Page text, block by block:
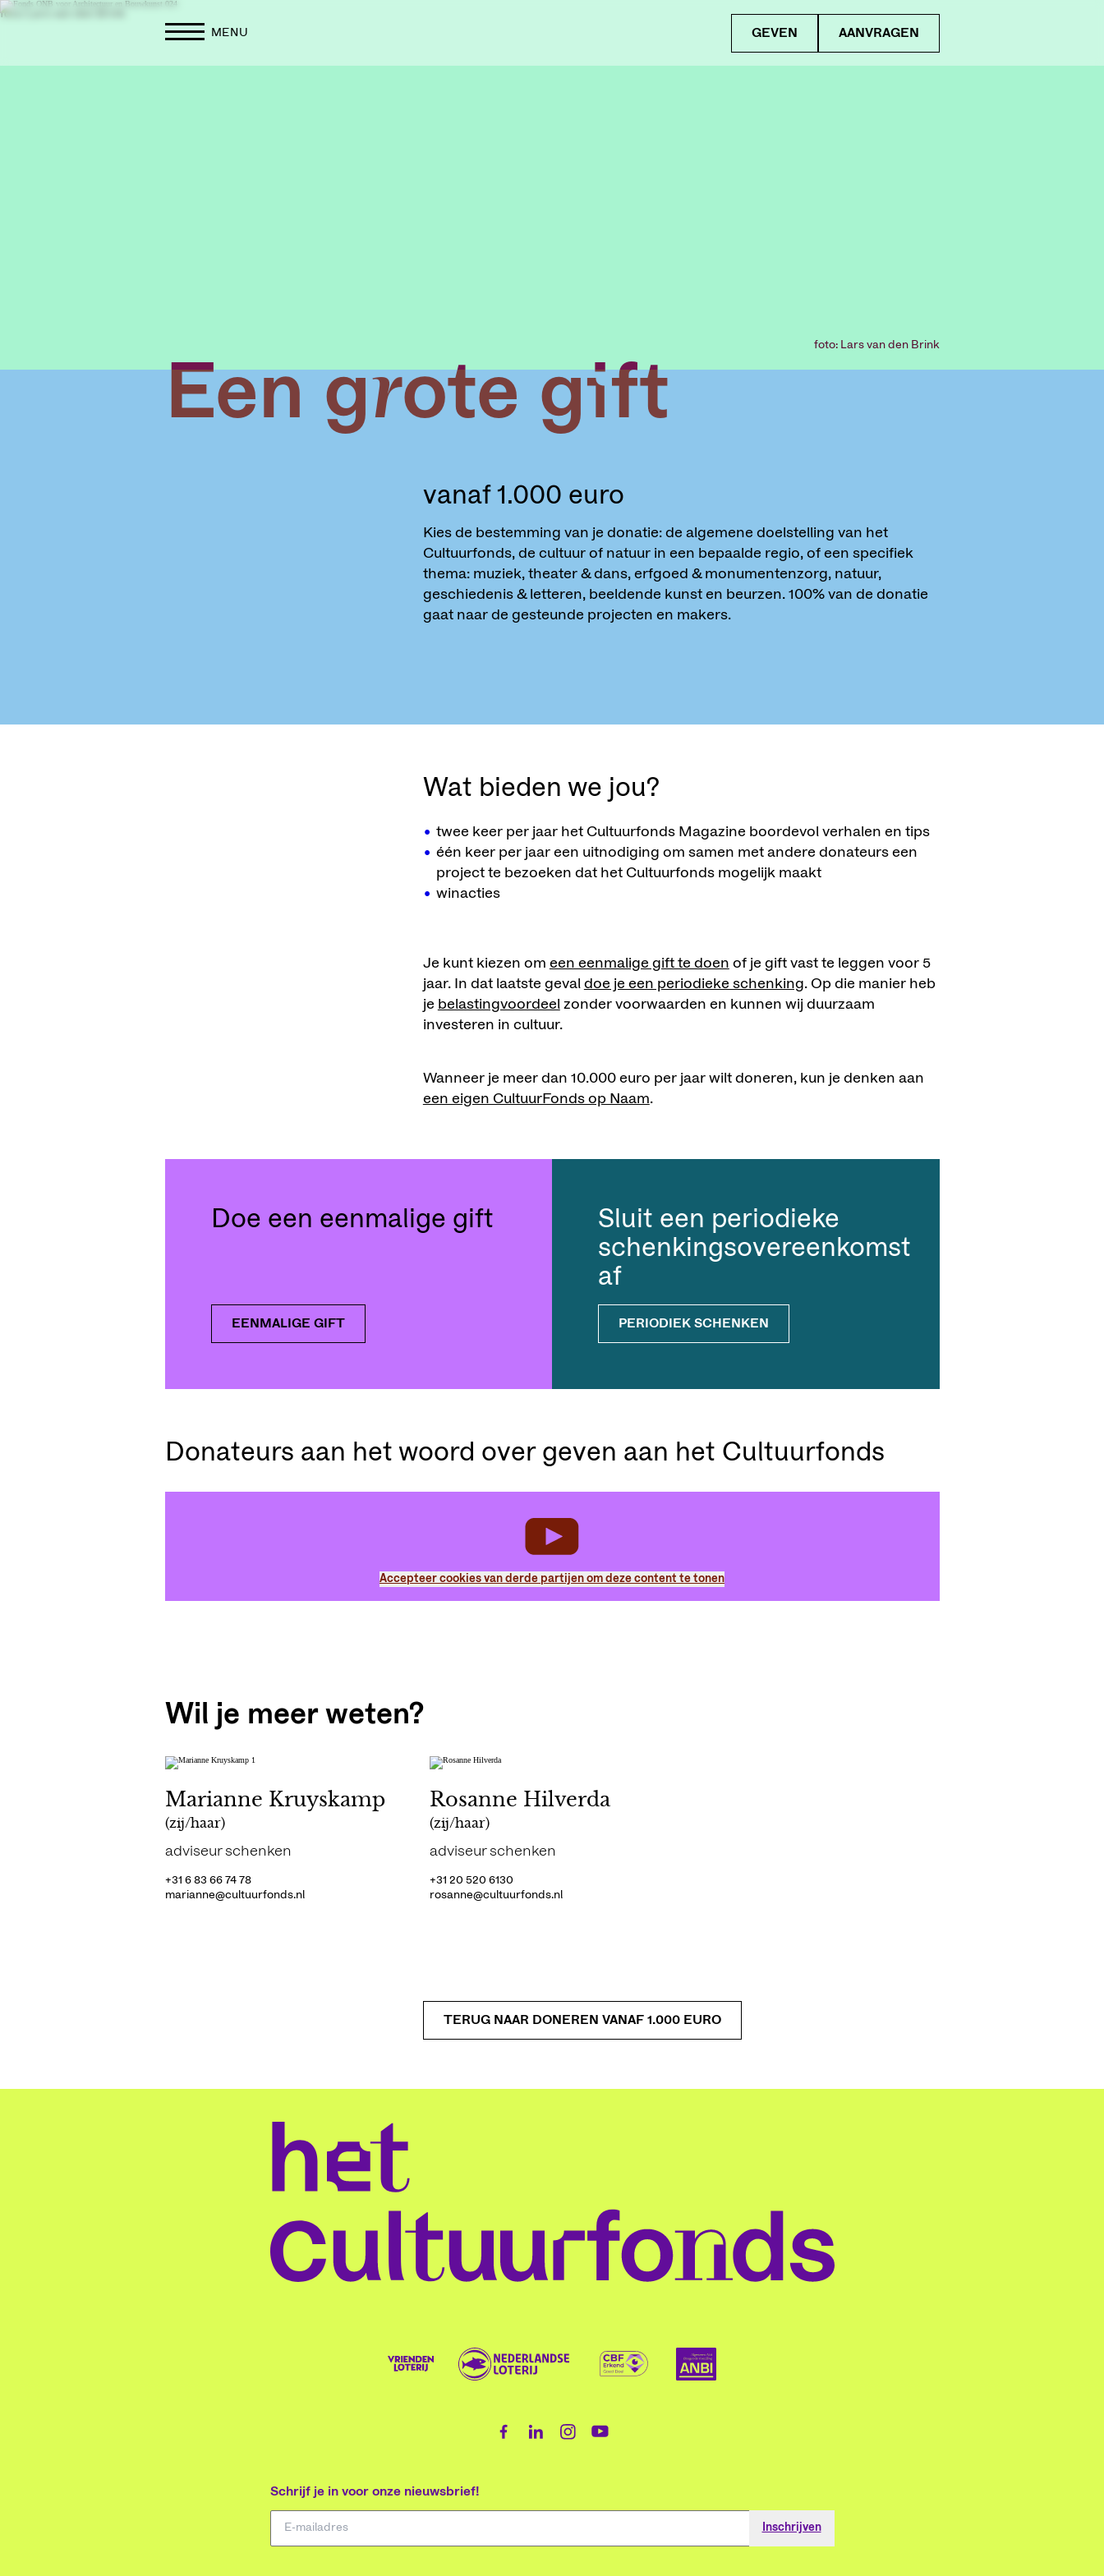
GEVEN AANVRAGEN
MENU
foto: Lars van den Brink
foto: Lars van den Brink
Een grote gift
vanaf 1.000 euro
Kies de bestemming van je donatie: de algemene doelstelling van het
Cultuurfonds, de cultuur of natuur in een bepaalde regio, of een specifiek
thema: muziek, theater & dans, erfgoed & monumentenzorg, natuur,
geschiedenis & letteren, beeldende kunst en beurzen. 100% van de donatie
gaat naar de gesteunde projecten en makers.
Wat bieden we jou?
twee keer per jaar het Cultuurfonds Magazine boordevol verhalen en tips
één keer per jaar een uitnodiging om samen met andere donateurs een
project te bezoeken dat het Cultuurfonds mogelijk maakt
winacties
Je kunt kiezen om een eenmalige gift te doen of je gift vast te leggen voor 5
jaar. In dat laatste geval doe je een periodieke schenking. Op die manier heb
je belastingvoordeelzonder voorwaarden en kunnen wij duurzaam
investeren in cultuur.
Wanneer je meer dan 10.000 euro per jaar wilt doneren, kun je denken aan
een eigen CultuurFonds op Naam.
Doe een eenmalige gift
EENMALIGE GIFT
Sluit een periodieke
schenkingsovereenkomst
af
PERIODIEK SCHENKEN
Donateurs aan het woord over geven aan het Cultuurfonds
Accepteer cookies van derde partijen om deze content te tonen
Wil je meer weten?
Marianne Kruyskamp
(zij/haar)
adviseur schenken
+31 6 83 66 74 78
marianne@cultuurfonds.nl
Rosanne Hilverda
(zij/haar)
adviseur schenken
+31 20 520 6130
rosanne@cultuurfonds.nl
TERUG NAAR DONEREN VANAF 1.000 EURO
Schrijf je in voor onze nieuwsbrief!